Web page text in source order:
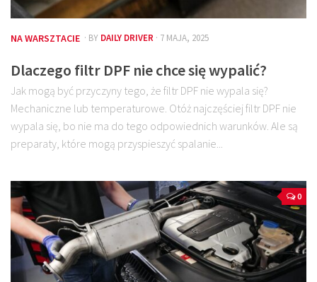
NA WARSZTACIE · BY DAILY DRIVER · 7 MAJA, 2025
Dlaczego filtr DPF nie chce się wypalić?
Jak mogą być przyczyny tego, że filtr DPF nie wypala się?
Mechaniczne lub temperaturowe. Otóż najczęściej filtr DPF nie
wypala się, bo nie ma do tego odpowiednich warunków. Ale są
preparaty, które mogą przyspieszyć spalanie...
0